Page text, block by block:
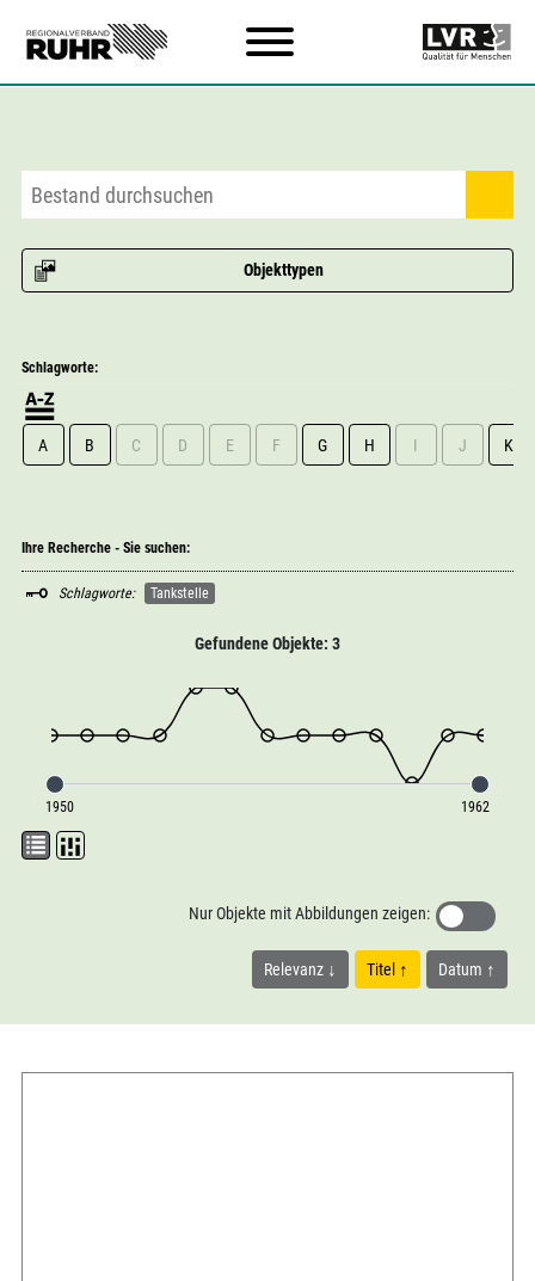
Objekttypen
Gefundene Objekte: 3
1950 1962
Relevanz Titel Datum
Nur Objekte mit Abbildungen zeigen:
Schlagworte:
A B C D E F G H I J K
Ihre Recherche - Sie suchen:
Schlagworte: Tankstelle